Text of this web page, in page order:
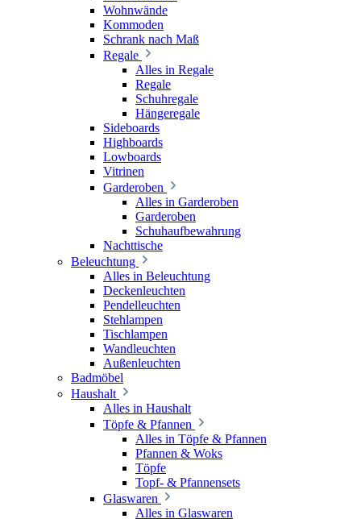
Wohnwände
Kommoden
Schrank nach Maß
Regale
Alles in Regale
Regale
Schuhregale
Hängeregale
Sideboards
Highboards
Lowboards
Vitrinen
Garderoben
Alles in Garderoben
Garderoben
Schuhaufbewahrung
Nachttische
Beleuchtung
Alles in Beleuchtung
Deckenleuchten
Pendelleuchten
Stehlampen
Tischlampen
Wandleuchten
Außenleuchten
Badmöbel
Haushalt
Alles in Haushalt
Töpfe & Pfannen
Alles in Töpfe & Pfannen
Pfannen & Woks
Töpfe
Topf- & Pfannensets
Glaswaren
Alles in Glaswaren